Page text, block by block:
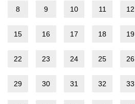
8 9 10 11 12
15 16 17 18 19
22 23 24 25 26
29 30 31 32 33